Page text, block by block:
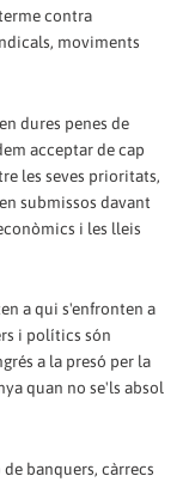
contra
moviments
dures penes de
acceptar de cap
les seves prioritats,
submissos davant
i les lleis
a qui s'enfronten a
i polítics són
a la presó per la
quan no se'ls absol
banquers, càrrecs